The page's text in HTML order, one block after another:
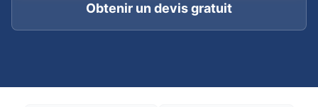
Obtenir un devis gratuit